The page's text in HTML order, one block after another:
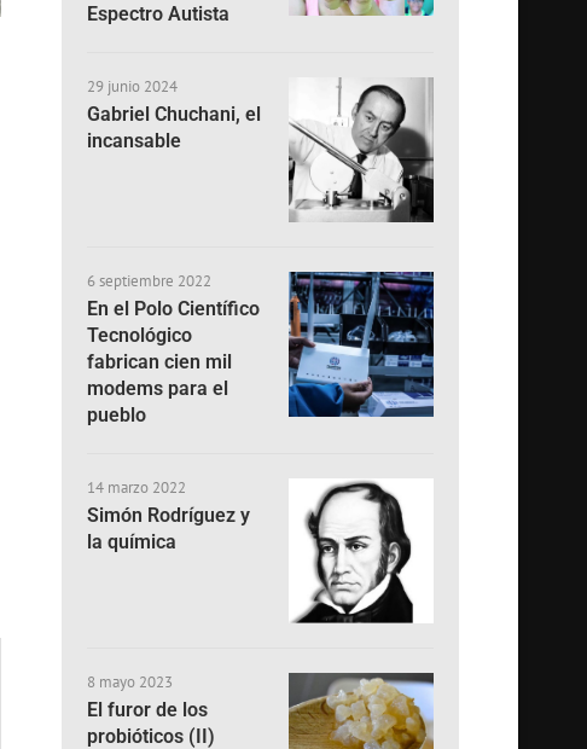
Espectro Autista
29 junio 2024
Gabriel Chuchani, el
incansable
6 septiembre 2022
En el Polo Científico
Tecnológico
fabrican cien mil
modems para el
pueblo
14 marzo 2022
Simón Rodríguez y
la química
8 mayo 2023
El furor de los
probióticos (II)